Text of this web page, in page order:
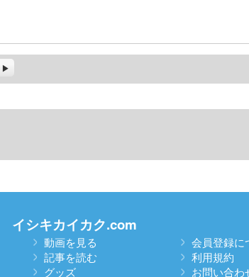
イシキカイカク.com
動画を見る
記事を読む
グッズ
会員登録に
利用規約
お問い合わ